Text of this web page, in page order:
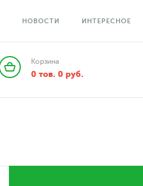
НОВОСТИ ИНТЕРЕСНОЕ
Корзина
0 тов. 0руб.